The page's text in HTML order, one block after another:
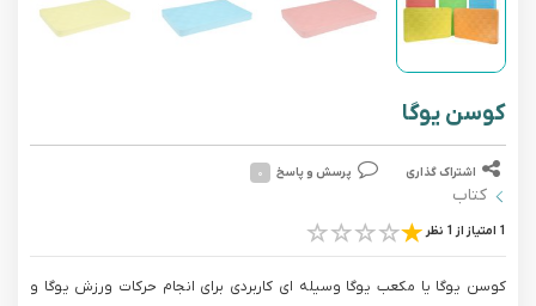
کوسن یوگا
اشتراک گذاری پرسش و پاسخ ۰
کتاب
1 امتیاز از 1 نظر
کوسن یوگا یا مکعب یوگا وسیله ای کاربردی برای انجام حرکات ورزش یوگا و